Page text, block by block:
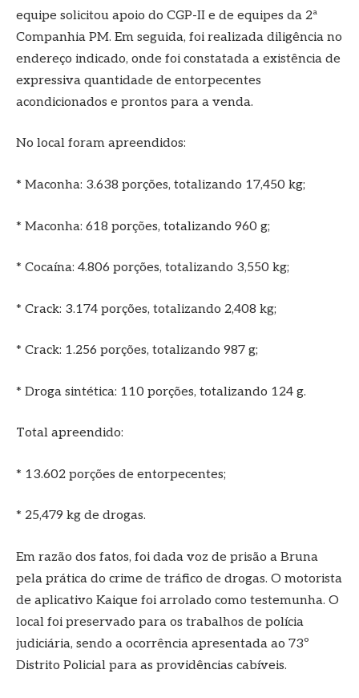
equipe solicitou apoio do CGP-II e de equipes da 2ª
Companhia PM. Em seguida, foi realizada diligência no
endereço indicado, onde foi constatada a existência de
expressiva quantidade de entorpecentes
acondicionados e prontos para a venda.
No local foram apreendidos:
* Maconha: 3.638 porções, totalizando 17,450 kg;
* Maconha: 618 porções, totalizando 960 g;
* Cocaína: 4.806 porções, totalizando 3,550 kg;
* Crack: 3.174 porções, totalizando 2,408 kg;
* Crack: 1.256 porções, totalizando 987 g;
* Droga sintética: 110 porções, totalizando 124 g.
Total apreendido:
* 13.602 porções de entorpecentes;
* 25,479 kg de drogas.
Em razão dos fatos, foi dada voz de prisão a Bruna
pela prática do crime de tráfico de drogas. O motorista
de aplicativo Kaique foi arrolado como testemunha. O
local foi preservado para os trabalhos de polícia
judiciária, sendo a ocorrência apresentada ao 73º
Distrito Policial para as providências cabíveis.